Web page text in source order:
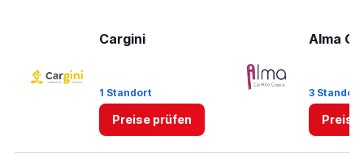
Cargini
1 Standort
Preise prüfen
Alma
3
Preise